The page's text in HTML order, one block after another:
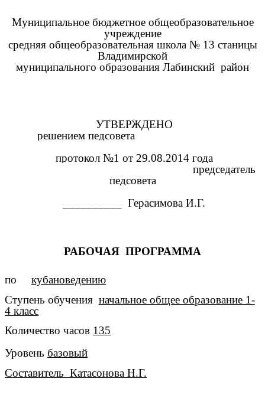
Муниципальное бюджетное общеобразовательное
учреждение
средняя общеобразовательная школа № 13 станицы
Владимирской
муниципального образования Лабинский район
УТВЕРЖДЕНО
решением педсовета
протокол №1 от 29.08.2014 года
председатель
педсовета
__________ Герасимова И.Г.
РАБОЧАЯ ПРОГРАММА
по кубановедению
Ступень обучения начальное общее образование 1-
4 класс
Количество часов 135
Уровень базовый
Составитель Катасонова Н.Г.